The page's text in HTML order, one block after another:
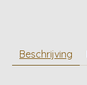
Beschrijving